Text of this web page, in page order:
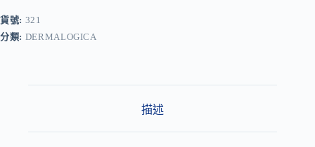
r
n
a
貨號: 321
分類: DERMALOGICA
描述